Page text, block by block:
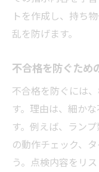
トを作成し、持ち
乱を防げます。
不合格を防ぐため
不合格を防ぐには
す。理由は、細か
す。例えば、ラン
の動作チェック、
う。点検内容をリ